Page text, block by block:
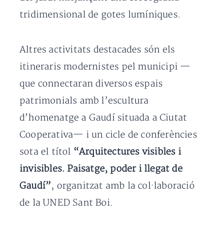
tridimensional de gotes lumíniques.
Altres activitats destacades són els
itineraris modernistes pel municipi —
que connectaran diversos espais
patrimonials amb l’escultura
d’homenatge a Gaudí situada a Ciutat
Cooperativa— i un cicle de conferències
sota el títol “Arquitectures visibles i
invisibles. Paisatge, poder i llegat de
Gaudí”, organitzat amb la col·laboració
de la UNED Sant Boi.